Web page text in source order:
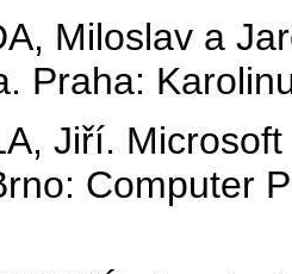
Miloslav a
Praha:
Jiří.
Computer